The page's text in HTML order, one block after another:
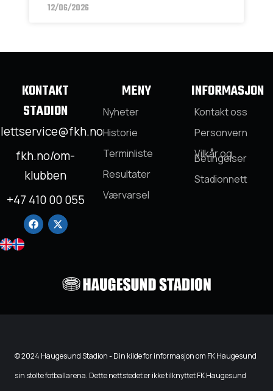
12/06/2026
KONTAKT
STADION
fkh.no/om-
klubben
+47 410 00 055
MENY
Nyheter
Historie
Terminliste
Resultater
Værvarsel
INFORMASJON
Kontakt oss
Personvern
Vilkår og
Betingelser
Stadionnett
© 2024 Haugesund Stadion - Din kilde for informasjon om FK Haugesund
sin stolte fotballarena. Dette nettstedet er ikke tilknyttet FK Haugesund